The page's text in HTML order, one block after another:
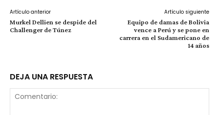
Artículo anterior
Murkel Dellien se despide del
Challenger de Túnez
Artículo siguiente
Equipo de damas de Bolivia
vence a Perú y se pone en
carrera en el Sudamericano de
14 años
DEJA UNA RESPUESTA